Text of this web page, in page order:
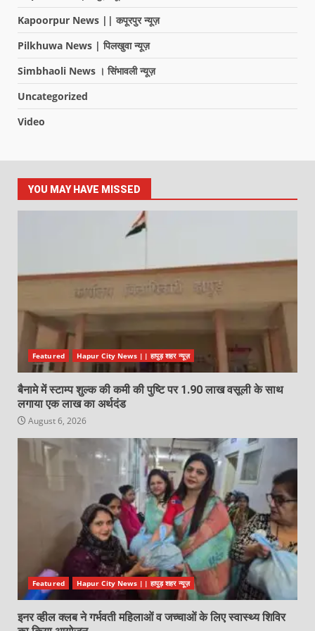
Kapoorpur News || कपूरपुर न्यूज़
Pilkhuwa News | पिलखुवा न्यूज़
Simbhaoli News । सिंभावली न्यूज़
Uncategorized
Video
YOU MAY HAVE MISSED
Featured Hapur City News || हापुड़ शहर न्यूज़
बैनामे में स्टाम्प शुल्क की कमी की पुष्टि पर 1.90 लाख वसूली के साथ
लगाया एक लाख का अर्थदंड
August 6, 2026
Featured Hapur City News || हापुड़ शहर न्यूज़
इनर व्हील क्लब ने गर्भवती महिलाओं व जच्चाओं के लिए स्वास्थ्य शिविर